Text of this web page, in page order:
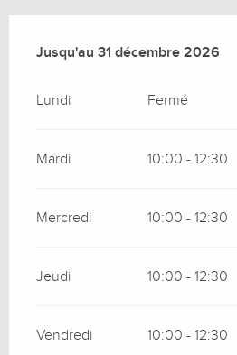
Du4 janvier 2026au31
Jusqu'au 31 décembre 2026
Lundi Fermé
Mardi 10:00 - 12:30
Mercredi 10:00 - 12:30
Jeudi 10:00 - 12:30
Vendredi 10:00 - 12:30